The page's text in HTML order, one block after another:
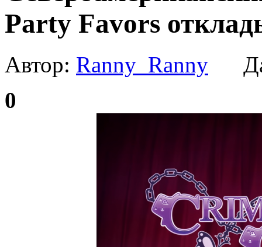
Party Favors
Автор: Ranny_Ranny
0